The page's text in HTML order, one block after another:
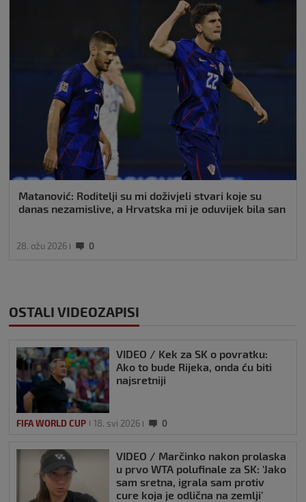
Matanović: Roditelji su mi doživjeli stvari koje su
danas nezamislive, a Hrvatska mi je oduvijek bila san
28. ožu 2026 0
OSTALI VIDEOZAPISI
VIDEO / Kek za SK o povratku:
Ako to bude Rijeka, onda ću biti
najsretniji
FIFA WORLD CUP 18. svi 2026 0
VIDEO / Marčinko nakon prolaska
u prvo WTA polufinale za SK: ‘Jako
sam sretna, igrala sam protiv
cure koja je odlična na zemlji’